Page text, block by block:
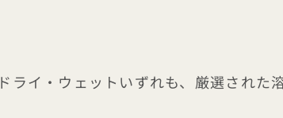
ドライ・ウェットいずれも、厳選された